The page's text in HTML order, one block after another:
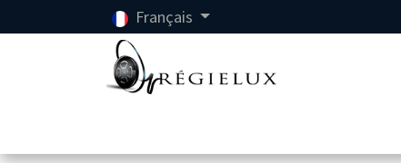
Se rendre au contenu Français